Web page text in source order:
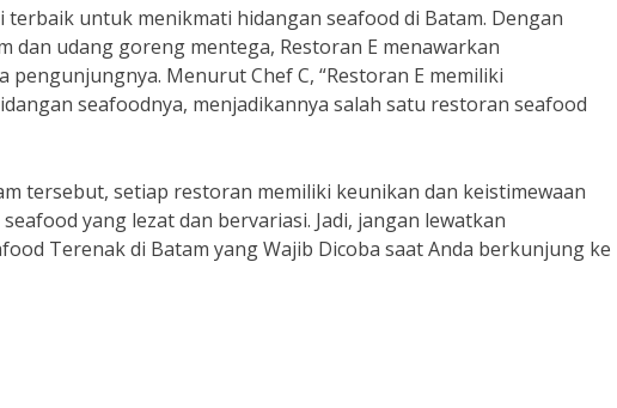
terbaik untuk menikmati hidangan seafood di Batam. Dengan
dan udang goreng mentega, Restoran E menawarkan
Menurut Chef C, “Restoran E memiliki
seafoodnya, menjadikannya salah satu restoran seafood
tersebut, setiap restoran memiliki keunikan dan keistimewaan
yang lezat dan bervariasi. Jadi, jangan lewatkan
Terenak di Batam yang Wajib Dicoba saat Anda berkunjung ke